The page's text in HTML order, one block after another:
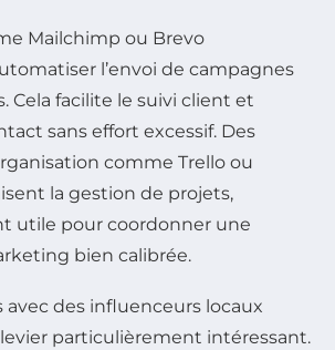
Mailchimp ou Brevo
l’envoi de campagnes
Cela facilite le suivi client et
sans effort excessif. Des
comme Trello ou
la gestion de projets,
utile pour coordonner une
bien calibrée.
avec des influenceurs locaux
particulièrement intéressant.